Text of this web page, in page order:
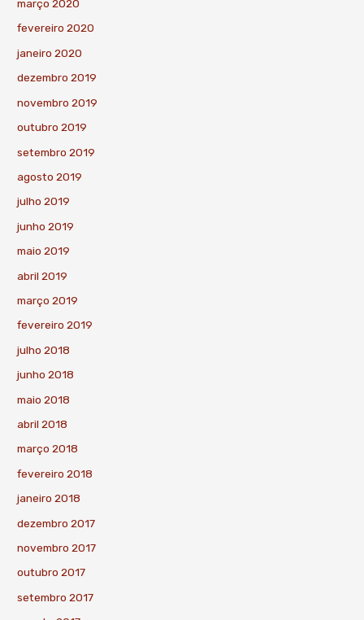
março 2020
fevereiro 2020
janeiro 2020
dezembro 2019
novembro 2019
outubro 2019
setembro 2019
agosto 2019
julho 2019
junho 2019
maio 2019
abril 2019
março 2019
fevereiro 2019
julho 2018
junho 2018
maio 2018
abril 2018
março 2018
fevereiro 2018
janeiro 2018
dezembro 2017
novembro 2017
outubro 2017
setembro 2017